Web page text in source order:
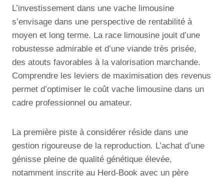
L’investissement dans une vache limousine
s’envisage dans une perspective de rentabilité à
moyen et long terme. La race limousine jouit d’une
robustesse admirable et d’une viande très prisée,
des atouts favorables à la valorisation marchande.
Comprendre les leviers de maximisation des revenus
permet d’optimiser le coût vache limousine dans un
cadre professionnel ou amateur.
La première piste à considérer réside dans une
gestion rigoureuse de la reproduction. L’achat d’une
génisse pleine de qualité génétique élevée,
notamment inscrite au Herd-Book avec un père